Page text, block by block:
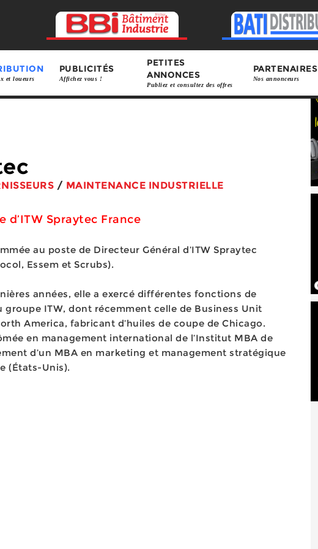
et loueurs
PUBLICITÉS
Affichez vous !
PETITES
ANNONCES
Publiez et consultez des offres
PARTENAIRES
Nos annonceurs
/ MAINTENANCE INDUSTRIELLE
Spraytec France
au poste de Directeur Général d’ITW Spraytec
Essem et Scrubs).
années, elle a exercé différentes fonctions de
groupe ITW, dont récemment celle de Business Unit
America, fabricant d’huiles de coupe de Chicago.
en management international de l’Institut MBA de
d’un MBA en marketing et management stratégique
(États-Unis).